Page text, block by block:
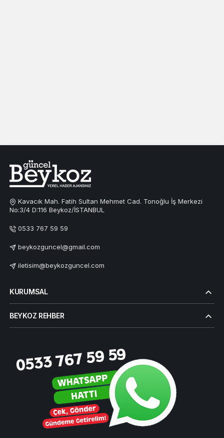
Kavacık Mah. Fatih Sultan Mehmet Cad. Tonoğlu İş Merkezi
No:3/4 D:116 Beykoz/İSTANBUL
0533 767 59 59
beykozguncel@gmail.com
iletisim@beykozguncel.com
KURUMSAL
BEYKOZ REHBER